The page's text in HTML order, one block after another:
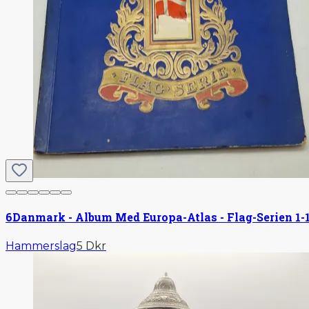
6Danmark - Album Med Europa-Atlas - Flag-Serien 1-
Hammerslag5 Dkr